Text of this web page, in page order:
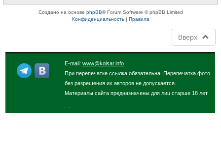
Создано на основе phpBB® Forum Software © phpBB Limited
Конфиденциальность| Правила
Вверх
E-mail:www@kolsar.info
При перепечатке ссылка обязательна. Перепечатка фото
без разрешения их авторов не допускается.
Материалы сайта предназначены для лиц старше 18 лет.